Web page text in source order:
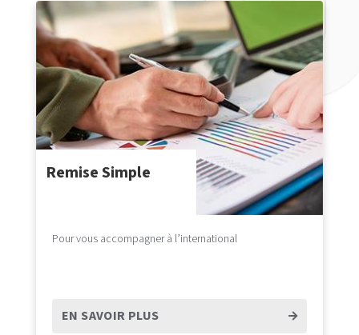
Remise Simple
Pour vous accompagner à l’international
EN SAVOIR PLUS